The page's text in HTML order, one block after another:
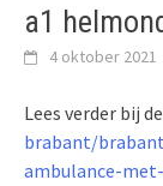
a1
4 oktober 2021
Lees verder bij
brabant/
ambulance-